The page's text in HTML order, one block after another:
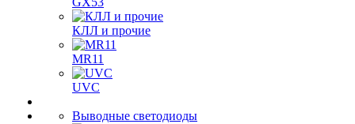
КЛЛ и прочие
MR11
UVC
Выводные светодиоды